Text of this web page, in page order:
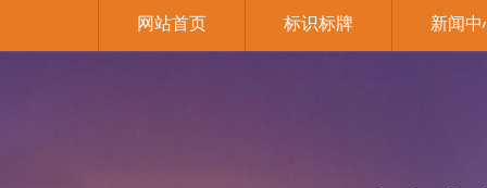
网站首页 标识标牌 新闻中